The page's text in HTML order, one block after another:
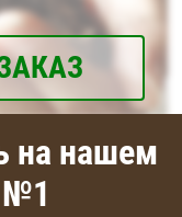
на нашем
№1